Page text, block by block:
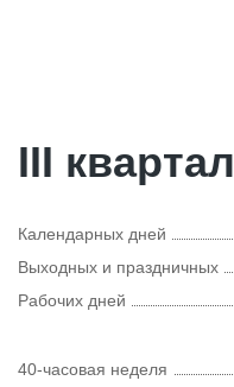
III квартал
Календарных дней
Выходных и праздничных
Рабочих дней
40-часовая неделя